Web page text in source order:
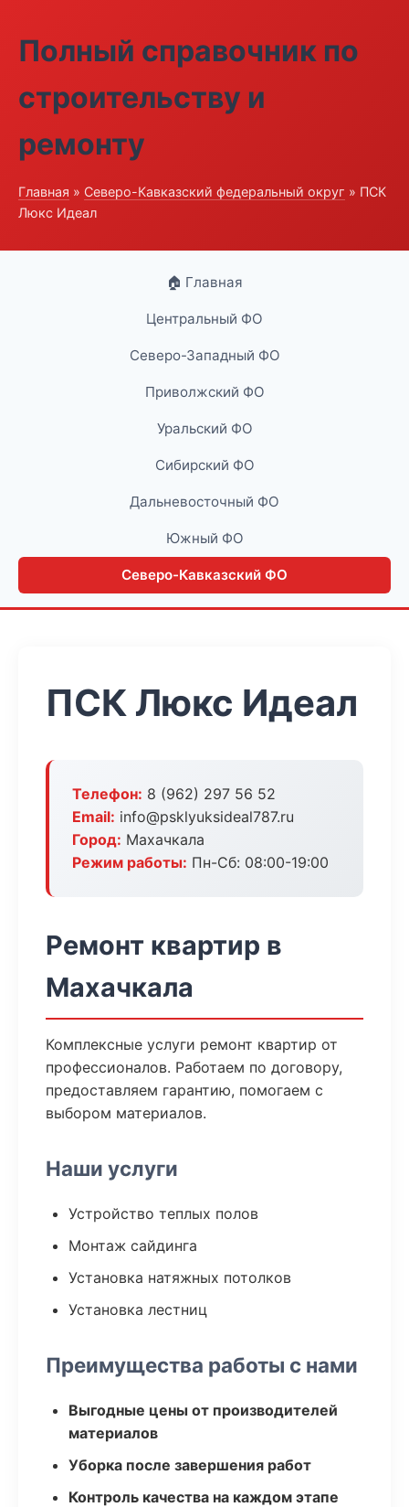
Полный справочник по
строительству и
ремонту
Главная » Северо-Кавказский федеральный округ » ПСК
Люкс Идеал
🏠 Главная
Центральный ФО
Северо-Западный ФО
Приволжский ФО
Уральский ФО
Сибирский ФО
Дальневосточный ФО
Южный ФО
Северо-Кавказский ФО
ПСК Люкс Идеал
Телефон: 8 (962) 297 56 52
Email: info@psklyuksideal787.ru
Город: Махачкала
Режим работы: Пн-Сб: 08:00-19:00
Ремонт квартир в
Махачкала
Комплексные услуги ремонт квартир от
профессионалов. Работаем по договору,
предоставляем гарантию, помогаем с
выбором материалов.
Наши услуги
Устройство теплых полов
Монтаж сайдинга
Установка натяжных потолков
Установка лестниц
Преимущества работы с нами
Выгодные цены от производителей
материалов
Уборка после завершения работ
Контроль качества на каждом этапе